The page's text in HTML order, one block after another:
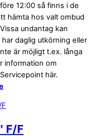
12:00 så finns i de
hämta hos valt ombud
undantag kan
daglig utkörning eller
är möjligt t.ex. långa
information om
här.
F/F